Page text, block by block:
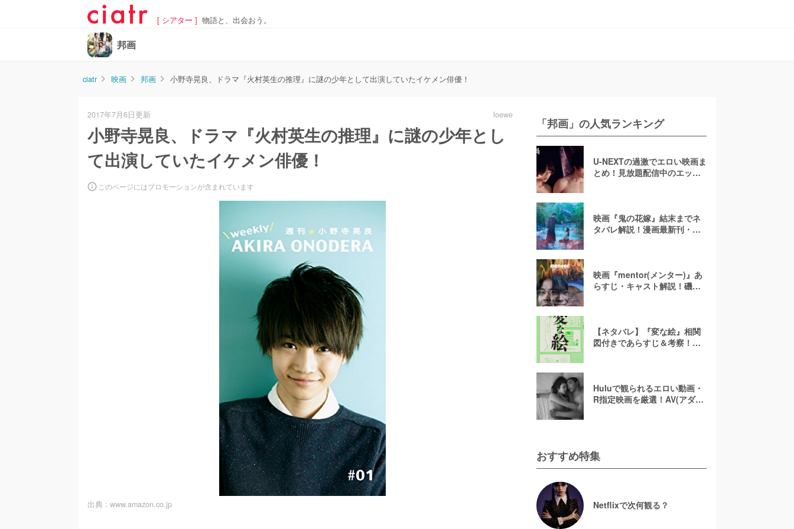
[ シアター ] 物語と、出会おう。
邦画
ciatr 映画 邦画 小野寺晃良、ドラマ『火村英生の推理』に謎の少年として出演していたイケメン俳優！
2017年7月6日更新 loewe
小野寺晃良、ドラマ『火村英生の推理』に謎の少年とし
て出演していたイケメン俳優！
このページにはプロモーションが含まれています
出典 : www.amazon.co.jp
「邦画」の人気ランキング
U-NEXTの過激でエロい映画ま
とめ！見放題配信中のエッチ
映画『鬼の花嫁』結末までネ
タバレ解説！漫画最新刊・小
映画『mentor(メンター)』あ
らすじ・キャスト解説！磯村
メント
【ネタバレ】『変な絵』相関
図付きであらすじ＆考察！重
Huluで観られるエロい動画・
R指定映画を厳選！AV(アダル
おすすめ特集
Netflixで次何観る？